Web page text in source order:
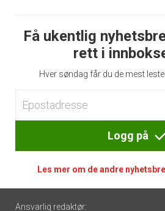
Få ukentlig
rett i
Hver søndag får du de mest
Logg på
Les mer om de andre
Footer
Ansvarlig redaktør: